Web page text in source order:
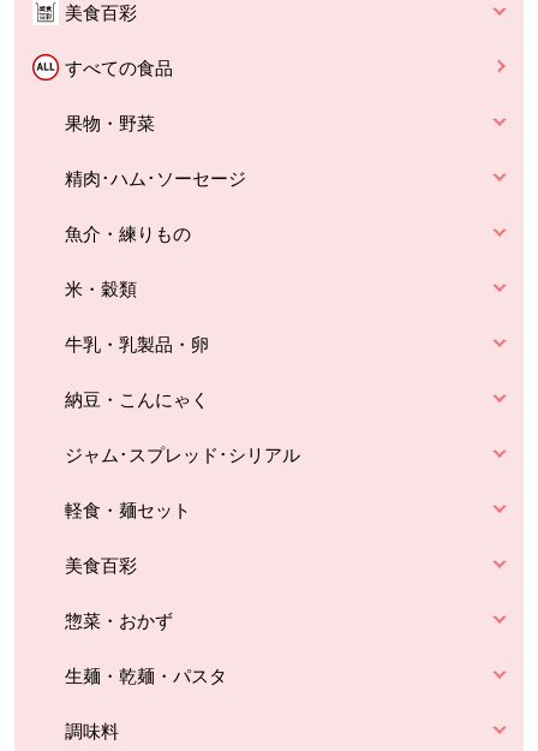
美食百彩
すべての食品
果物・野菜
精肉･ハム･ソーセージ
魚介・練りもの
米・穀類
牛乳・乳製品・卵
納豆・こんにゃく
ジャム･スプレッド･シリアル
軽食・麺セット
美食百彩
惣菜・おかず
生麺・乾麺・パスタ
調味料